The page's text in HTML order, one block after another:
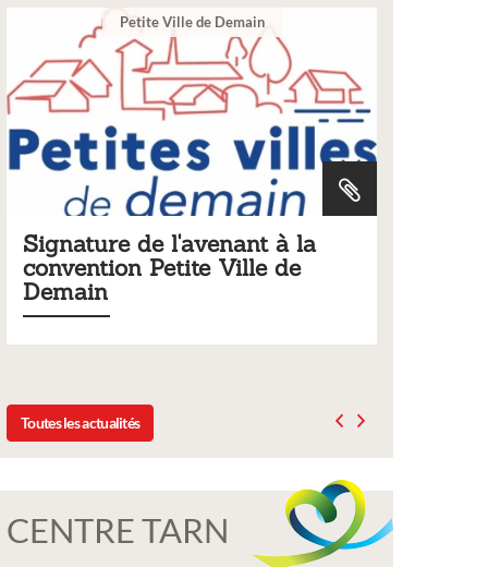
Ville de Demain
de l'avenant à la
Petite Ville de
Tarifs 2026 des
municipaux
Toutes les actualités
CENTRE TARN